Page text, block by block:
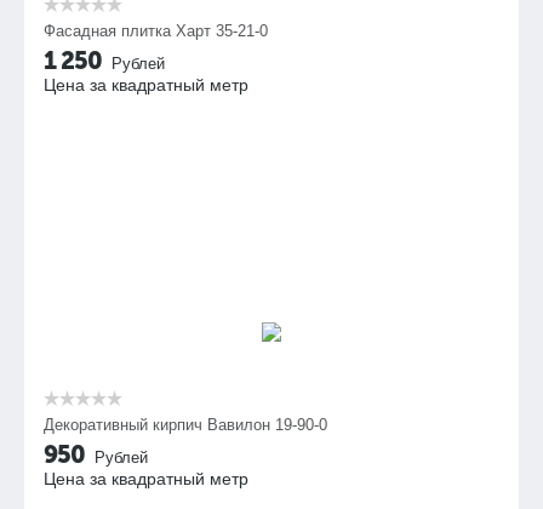
Фасадная плитка Харт 35-21-0
1 250 Рублей
Цена за квадратный метр
Декоративный кирпич Вавилон 19-90-0
950 Рублей
Цена за квадратный метр